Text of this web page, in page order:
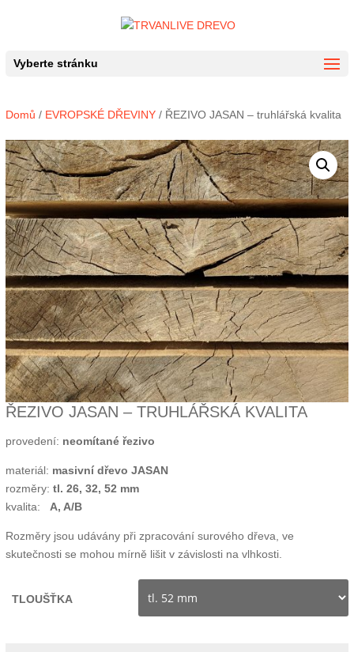
Vyberte stránku
Domů / EVROPSKÉ DŘEVINY/ ŘEZIVO JASAN – truhlářská kvalita
ŘEZIVO JASAN – TRUHLÁŘSKÁ KVALITA
provedení: neomítané řezivo
materiál: masivní dřevo JASAN
rozměry: tl. 26, 32, 52 mm
kvalita: A, A/B
Rozměry jsou udávány při zpracování surového dřeva, ve
skutečnosti se mohou mírně lišit v závislosti na vlhkosti.
TLOUŠŤKA